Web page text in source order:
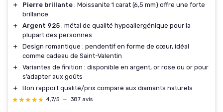
＋ Pierre brillante : Moissanite 1 carat (6,5 mm) offre une forte
brillance
＋
Argent 925 : métal de qualité hypoallergénique pour la
plupart des personnes
＋
Design romantique : pendentif en forme de cœur, idéal
comme cadeau de Saint-Valentin
＋
Variantes de finition : disponible en argent, or rose ou or pour
s’adapter aux goûts
＋
Bon rapport qualité/prix comparé aux diamants naturels
★★★★★
★★★★★ 4,7/5 — 387 avis